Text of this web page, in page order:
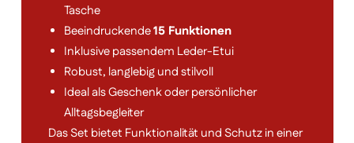
Tasche
Beeindruckende15 Funktionen
Inklusive passendem Leder-Etui
Robust, langlebig und stilvoll
Ideal als Geschenk oder persönlicher
Alltagsbegleiter
Das Set bietet Funktionalität und Schutz in einer